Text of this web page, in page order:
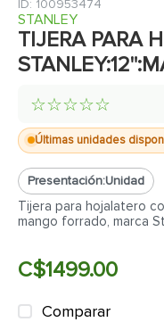
: 100953474
STANLEY
TIJERA PARA
☆☆☆☆☆
Últimas unidades
Presentación:Unidad
Tijera para hojalatero
mango forrado, marca
C$1499.00
Comparar